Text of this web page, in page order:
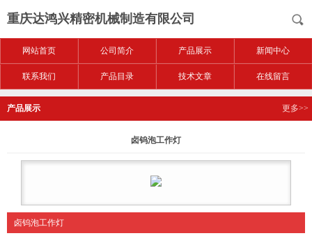
重庆达鸿兴精密机械制造有限公司
网站首页 公司简介 产品展示 新闻中心
联系我们 产品目录 技术文章 在线留言
产品展示 更多>>
卤钨泡工作灯
卤钨泡工作灯